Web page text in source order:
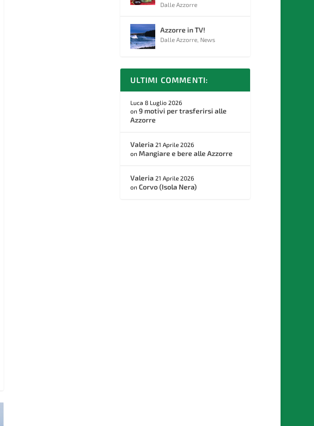
Dalle Azzorre
Azzorre in TV!
Dalle Azzorre, News
ULTIMI COMMENTI:
Luca 8 Luglio 2026
on9 motivi per trasferirsi alle
Azzorre
Valeria 21 Aprile 2026
on Mangiare e bere alle Azzorre
Valeria 21 Aprile 2026
onCorvo (Isola Nera)